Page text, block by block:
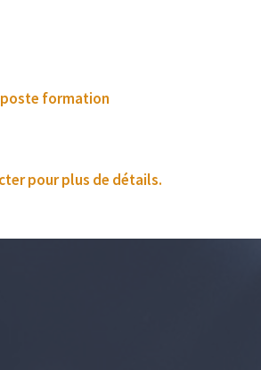
formation
pour plus de détails.